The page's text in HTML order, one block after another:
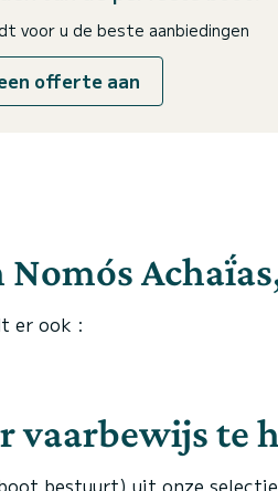
voor u de beste aanbiedingen
offerte aan
er ook :
vaarbewijs te
bestuurt) uit onze